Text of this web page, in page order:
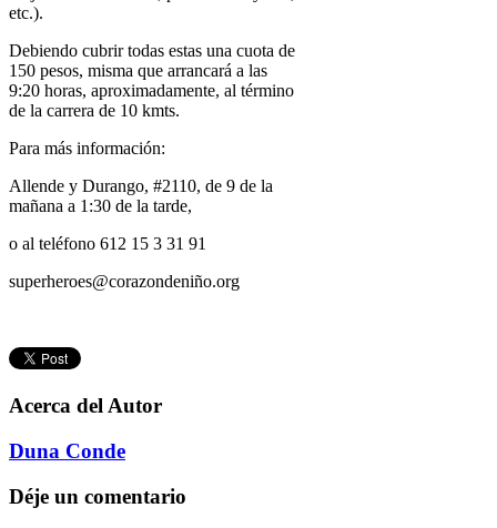
etc.).
Debiendo cubrir todas estas una cuota de
150 pesos, misma que arrancará a las
9:20 horas, aproximadamente, al término
de la carrera de 10 kmts.
Para más información:
Allende y Durango, #2110, de 9 de la
mañana a 1:30 de la tarde,
o al teléfono 612 15 3 31 91
superheroes@corazondeniño.org
Acerca del Autor
Duna Conde
Déje un comentario